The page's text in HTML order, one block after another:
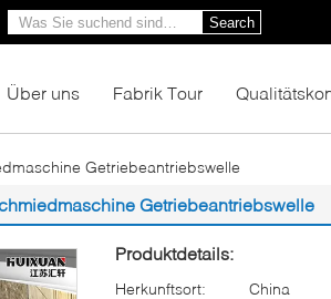
Search
Über uns Fabrik Tour
Getriebeantriebswelle
Getriebeantriebswelle
Produktdetails:
Herkunftsort:
China